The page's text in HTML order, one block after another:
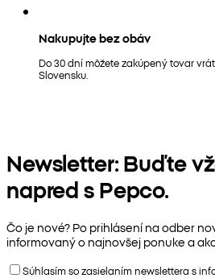
Nakupujte bez obáv
Do 30 dní môžete zakúpený tovar
Slovensku.
Newsletter: Buďte
napred s Pepco.
Čo je nové? Po prihlásení na odber
informovaný o najnovšej ponuke a
Súhlasím so zasielaním newslettera s